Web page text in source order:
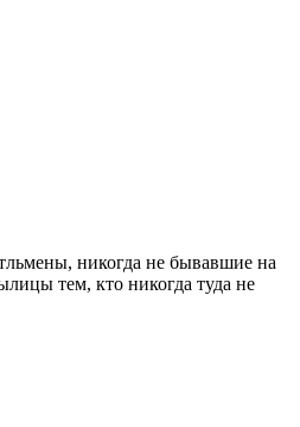
никогда не бывавшие на
тем, кто никогда туда не